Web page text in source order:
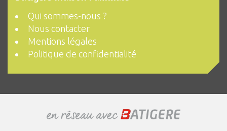
Qui sommes-nous ?
Nous contacter
Mentions légales
Politique de confidentialité